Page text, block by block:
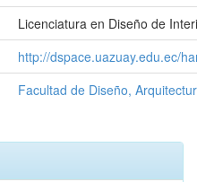
Licenciatura en Diseño de
http://dspace.uazuay.edu.ec/
Facultad de Diseño,